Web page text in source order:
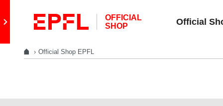
Retour au site principal
OFFICIAL
SHOP
Official
Official Shop EPFL